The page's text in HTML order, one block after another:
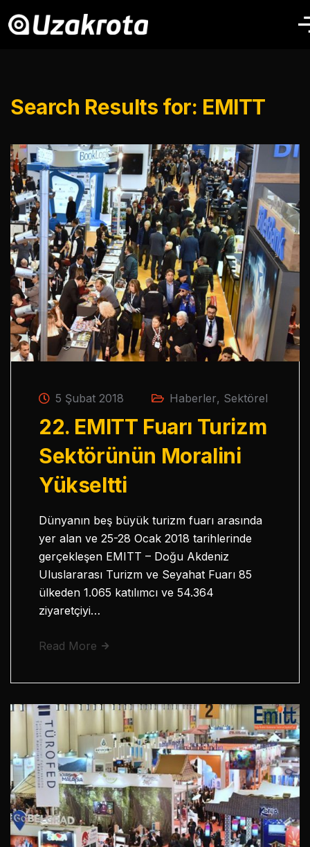
Search Results for: EMITT
5 Şubat 2018 Haberler, Sektörel
22. EMITT Fuarı Turizm
Sektörünün Moralini
Yükseltti
Dünyanın beş büyük turizm fuarı arasında
yer alan ve 25-28 Ocak 2018 tarihlerinde
gerçekleşen EMITT – Doğu Akdeniz
Uluslararası Turizm ve Seyahat Fuarı 85
ülkeden 1.065 katılımcı ve 54.364
ziyaretçiyi…
Read More